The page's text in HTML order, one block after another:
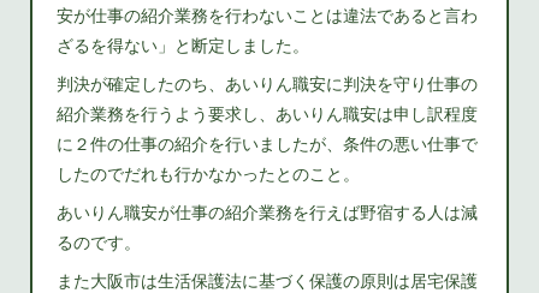
安が仕事の紹介業務を行わないことは違法であると言わ
ざるを得ない」と断定しました。
判決が確定したのち、あいりん職安に判決を守り仕事の
紹介業務を行うよう要求し、あいりん職安は申し訳程度
に２件の仕事の紹介を行いましたが、条件の悪い仕事で
したのでだれも行かなかったとのこと。
あいりん職安が仕事の紹介業務を行えば野宿する人は減
るのです。
また大阪市は生活保護法に基づく保護の原則は居宅保護